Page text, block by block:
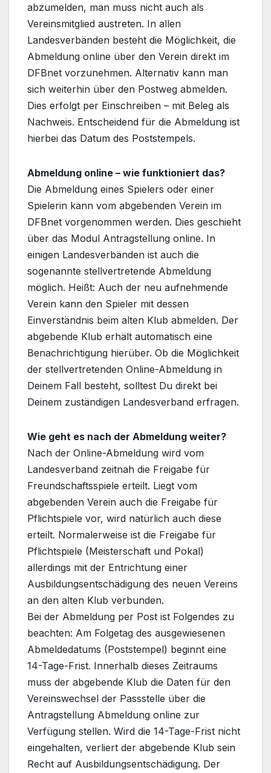
abzumelden, man muss nicht auch als
Vereinsmitglied austreten. In allen
Landesverbänden besteht die Möglichkeit, die
Abmeldung online über den Verein direkt im
DFBnet vorzunehmen. Alternativ kann man
sich weiterhin über den Postweg abmelden.
Dies erfolgt per Einschreiben – mit Beleg als
Nachweis. Entscheidend für die Abmeldung ist
hierbei das Datum des Poststempels.
Abmeldung online – wie funktioniert das?
Die Abmeldung eines Spielers oder einer
Spielerin kann vom abgebenden Verein im
DFBnet vorgenommen werden. Dies geschieht
über das Modul Antragstellung online. In
einigen Landesverbänden ist auch die
sogenannte stellvertretende Abmeldung
möglich. Heißt: Auch der neu aufnehmende
Verein kann den Spieler mit dessen
Einverständnis beim alten Klub abmelden. Der
abgebende Klub erhält automatisch eine
Benachrichtigung hierüber. Ob die Möglichkeit
der stellvertretenden Online-Abmeldung in
Deinem Fall besteht, solltest Du direkt bei
Deinem zuständigen Landesverband erfragen.
Wie geht es nach der Abmeldung weiter?
Nach der Online-Abmeldung wird vom
Landesverband zeitnah die Freigabe für
Freundschaftsspiele erteilt. Liegt vom
abgebenden Verein auch die Freigabe für
Pflichtspiele vor, wird natürlich auch diese
erteilt. Normalerweise ist die Freigabe für
Pflichtspiele (Meisterschaft und Pokal)
allerdings mit der Entrichtung einer
Ausbildungsentschädigung des neuen Vereins
an den alten Klub verbunden.
Bei der Abmeldung per Post ist Folgendes zu
beachten: Am Folgetag des ausgewiesenen
Abmeldedatums (Poststempel) beginnt eine
14-Tage-Frist. Innerhalb dieses Zeitraums
muss der abgebende Klub die Daten für den
Vereinswechsel der Passstelle über die
Antragstellung Abmeldung online zur
Verfügung stellen. Wird die 14-Tage-Frist nicht
eingehalten, verliert der abgebende Klub sein
Recht auf Ausbildungsentschädigung. Der